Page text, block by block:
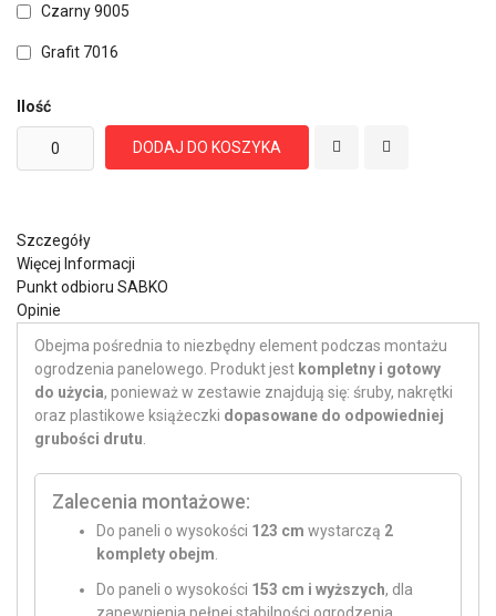
Czarny 9005
Grafit 7016
Ilość
DODAJ DO KOSZYKA
Szczegóły
Więcej Informacji
Punkt odbioru SABKO
Opinie
Obejma pośrednia to niezbędny element podczas montażu
ogrodzenia panelowego. Produkt jest kompletny i gotowy
do użycia, ponieważ w zestawie znajdują się: śruby, nakrętki
oraz plastikowe książeczki dopasowane do odpowiedniej
grubości drutu
Zalecenia montażowe:
Do paneli o wysokości 123 cm wystarczą 2
komplety obejm
Do paneli o wysokości 153 cm i wyższych, dla